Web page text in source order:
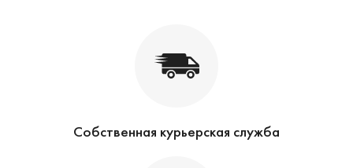
Собственная курьерская служба